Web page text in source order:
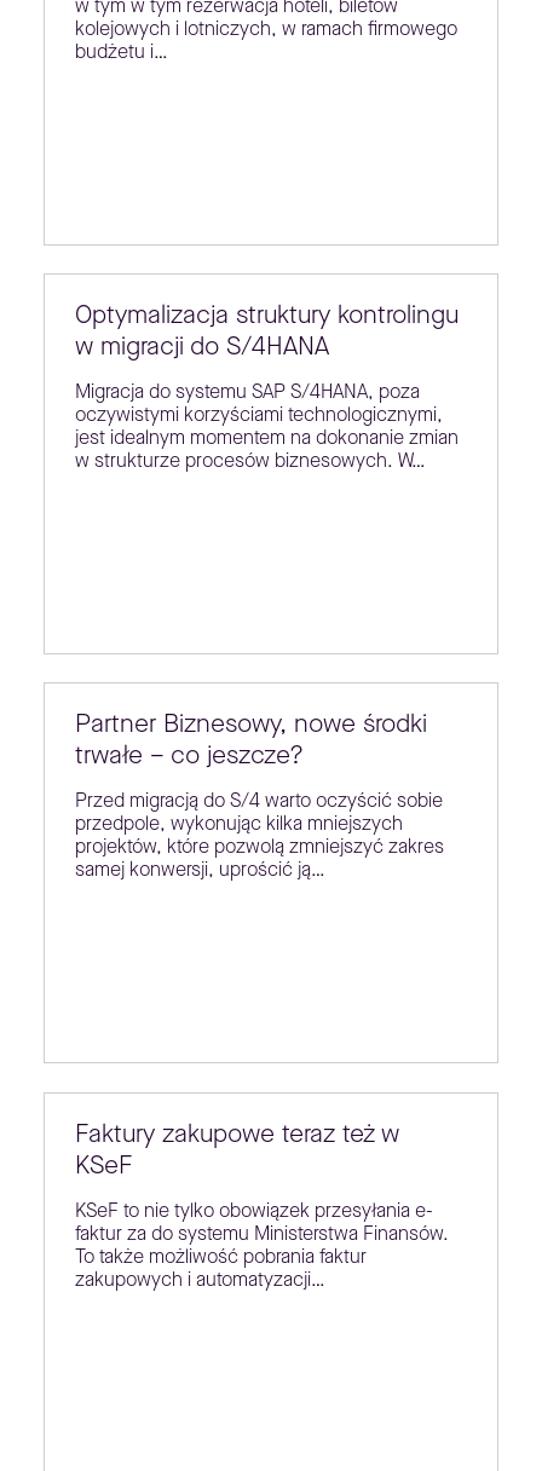
w tym w tym rezerwacja hoteli, biletów
kolejowych i lotniczych, w ramach firmowego
budżetu i…
Optymalizacja struktury kontrolingu
w migracji do S/4HANA
Migracja do systemu SAP S/4HANA, poza
oczywistymi korzyściami technologicznymi,
jest idealnym momentem na dokonanie zmian
w strukturze procesów biznesowych. W…
Partner Biznesowy, nowe środki
trwałe – co jeszcze?
Przed migracją do S/4 warto oczyścić sobie
przedpole, wykonując kilka mniejszych
projektów, które pozwolą zmniejszyć zakres
samej konwersji, uprościć ją…
Faktury zakupowe teraz też w
KSeF
KSeF to nie tylko obowiązek przesyłania e-
faktur za do systemu Ministerstwa Finansów.
To także możliwość pobrania faktur
zakupowych i automatyzacji…